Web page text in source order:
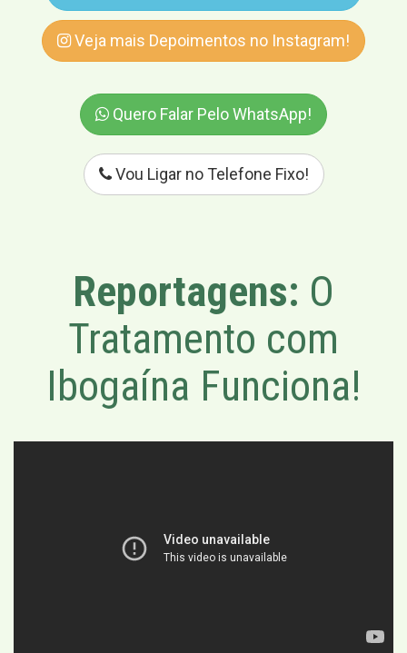
Veja mais Depoimentos no Instagram!
Quero Falar Pelo WhatsApp!
Vou Ligar no Telefone Fixo!
Reportagens: O
Tratamento com
Ibogaína Funciona!